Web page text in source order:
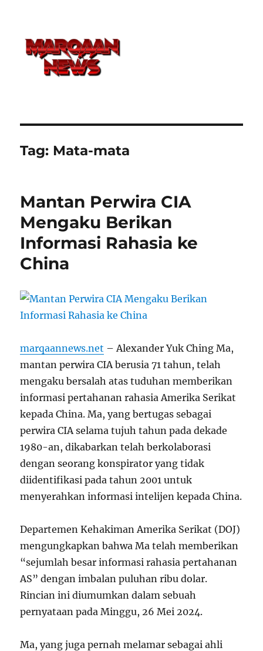
Tag: Mata-mata
Mantan Perwira CIA
Mengaku Berikan
Informasi Rahasia ke
China
marqaannews.net – Alexander Yuk Ching Ma,
mantan perwira CIA berusia 71 tahun, telah
mengaku bersalah atas tuduhan memberikan
informasi pertahanan rahasia Amerika Serikat
kepada China. Ma, yang bertugas sebagai
perwira CIA selama tujuh tahun pada dekade
1980-an, dikabarkan telah berkolaborasi
dengan seorang konspirator yang tidak
diidentifikasi pada tahun 2001 untuk
menyerahkan informasi intelijen kepada China.
Departemen Kehakiman Amerika Serikat (DOJ)
mengungkapkan bahwa Ma telah memberikan
“sejumlah besar informasi rahasia pertahanan
AS” dengan imbalan puluhan ribu dolar.
Rincian ini diumumkan dalam sebuah
pernyataan pada Minggu, 26 Mei 2024.
Ma, yang juga pernah melamar sebagai ahli